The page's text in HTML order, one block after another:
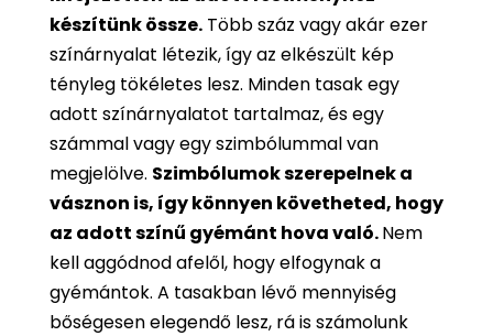
készítünk össze. Több száz vagy akár ezer
színárnyalat létezik, így az elkészült kép
tényleg tökéletes lesz. Minden tasak egy
adott színárnyalatot tartalmaz, és egy
számmal vagy egy szimbólummal van
megjelölve. Szimbólumok szerepelnek a
vásznon is, így könnyen követheted, hogy
az adott színű gyémánt hova való.Nem
kell aggódnod afelől, hogy elfogynak a
gyémántok. A tasakban lévő mennyiség
bőségesen elegendő lesz, rá is számolunk